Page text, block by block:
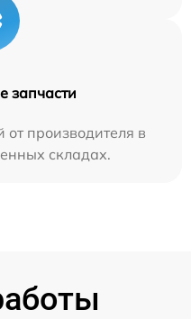
запчасти
от производителя в
складах.